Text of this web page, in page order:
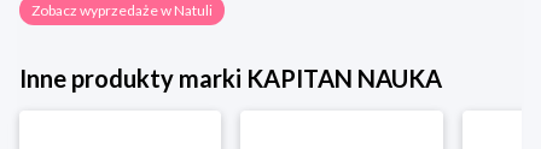
Zobacz wyprzedaże w Natuli
Inne produkty marki KAPITAN NAUKA